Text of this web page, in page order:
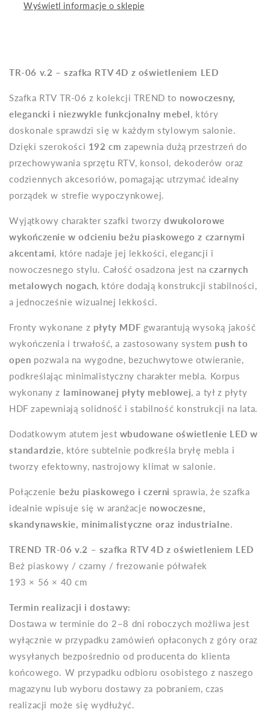
oświetleniemoświetleniem
Wyświetl informacje o sklepie
TR-06 v.2 – szafka RTV 4D z oświetleniem LED
Szafka RTV TR-06 z kolekcji TREND to nowoczesny,
elegancki i niezwykle funkcjonalny mebel, który
doskonale sprawdzi się w każdym stylowym salonie.
Dzięki szerokości 192 cm zapewnia dużą przestrzeń do
przechowywania sprzętu RTV, konsol, dekoderów oraz
codziennych akcesoriów, pomagając utrzymać idealny
porządek w strefie wypoczynkowej.
Wyjątkowy charakter szafki tworzydwukolorowe
wykończenie w odcieniu beżu piaskowego z czarnymi
akcentami, które nadaje jej lekkości, elegancji i
nowoczesnego stylu. Całość osadzona jest naczarnych
metalowych nogach, które dodają konstrukcji stabilności,
a jednocześnie wizualnej lekkości.
Fronty wykonane z płyty MDF gwarantują wysoką jakość
wykończenia i trwałość, a zastosowany system push to
open pozwala na wygodne, bezuchwytowe otwieranie,
podkreślając minimalistyczny charakter mebla. Korpus
wykonany z laminowanej płyty meblowej, a tył z płyty
HDF zapewniają solidność i stabilność konstrukcji na lata.
Dodatkowym atutem jest wbudowane oświetlenie LED w
standardzie, które subtelnie podkreśla bryłę mebla i
tworzy efektowny, nastrojowy klimat w salonie.
Połączenie beżu piaskowego i czerni sprawia, że szafka
idealnie wpisuje się w aranżacje nowoczesne,
skandynawskie, minimalistyczne oraz industrialne.
TREND TR-06 v.2 – szafka RTV 4D z oświetleniem LED
Beż piaskowy / czarny / frezowanie półwałek
193 × 56 × 40 cm
Termin realizacji i dostawy:
Dostawa w terminie do 2–8 dni roboczych możliwa jest
wyłącznie w przypadku zamówień opłaconych z góry oraz
wysyłanych bezpośrednio od producenta do klienta
końcowego. W przypadku odbioru osobistego z naszego
magazynu lub wyboru dostawy za pobraniem, czas
realizacji może się wydłużyć.